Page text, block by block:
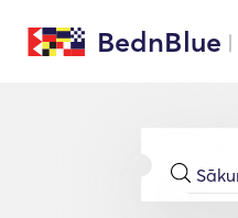
BednBlue